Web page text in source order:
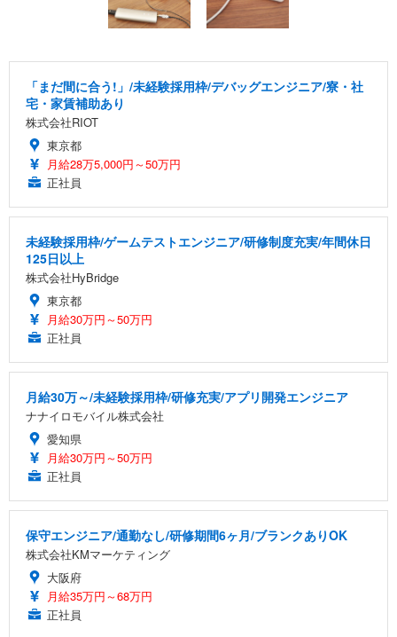
「まだ間に合う!」/未経験採用枠/デバッグエンジニア/寮・社
宅・家賃補助あり
株式会社RIOT
東京都
月給28万5,000円～50万円
正社員
未経験採用枠/ゲームテストエンジニア/研修制度充実/年間休日
125日以上
株式会社HyBridge
東京都
月給30万円～50万円
正社員
月給30万～/未経験採用枠/研修充実/アプリ開発エンジニア
ナナイロモバイル株式会社
愛知県
月給30万円～50万円
正社員
保守エンジニア/通勤なし/研修期間6ヶ月/ブランクありOK
株式会社KMマーケティング
大阪府
月給35万円～68万円
正社員